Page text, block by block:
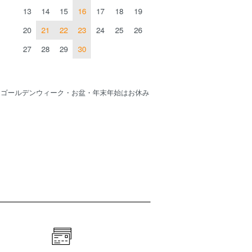
13
14 15 16 17 18
19
20
21 22 23 24 25
26
27
28 29 30
ールデンウィーク・お盆・年末年始はお休み